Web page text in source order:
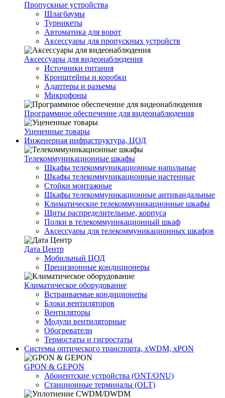
Пропускные устройства
Шлагбаумы
Турникеты
Автоматика для ворот
Аксессуары для пропускных устройств
Аксессуары для видеонаблюдения
Источники питания
Кронштейны и коробки
Адаптеры и разъемы
Микрофоны
Программное обеспечение для видеонаблюдения
Уцененные товары
Инженерная инфраструктура, ЦОД
Телекоммуникационные шкафы
Шкафы телекоммуникационные напольные
Шкафы телекоммуникационные настенные
Стойки монтажные
Шкафы телекоммуникационные антивандальные
Климатические телекоммуникационные шкафы
Щиты распределительные, корпуса
Полки в телекоммуникационный шкаф
Аксессуары для телекоммуникационных шкафов
Дата Центр
Мобильный ЦОД
Прецизионные кондиционеры
Климатичeское оборудование
Встраиваемые кондиционеры
Блоки вентиляторов
Вентиляторы
Модули вентиляторные
Обогреватели
Термостаты и гигростаты
Системы оптического транспорта, xWDM, xPON
GPON & GEPON
Абонентские устройства (ONT/ONU)
Станционные терминалы (OLT)